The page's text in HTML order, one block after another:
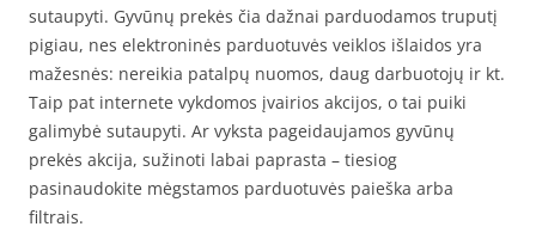
sutaupyti. Gyvūnų prekės čia dažnai parduodamos truputį
pigiau, nes elektroninės parduotuvės veiklos išlaidos yra
mažesnės: nereikia patalpų nuomos, daug darbuotojų ir kt.
Taip pat internete vykdomos įvairios akcijos, o tai puiki
galimybė sutaupyti. Ar vyksta pageidaujamos gyvūnų
prekės akcija, sužinoti labai paprasta – tiesiog
pasinaudokite mėgstamos parduotuvės paieška arba
filtrais.